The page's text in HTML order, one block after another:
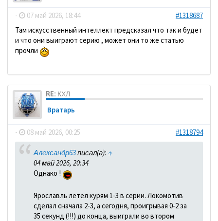
- 07 май 2026, 18:44
#1318687
Там искусственный интеллект предсказал что так и будет
и что они выиграют серию , может они то же статью
прочли
RE: КХЛ
Вратарь
- 08 май 2026, 00:25 #1318794
Александр63писал(а): ↑
04 май 2026, 20:34
Однако !
Ярославль летел курям 1-3 в серии. Локомотив
сделал сначала 2-3, а сегодня, проигрывая 0-2 за
35 секунд (!!!) до конца, выиграли во втором